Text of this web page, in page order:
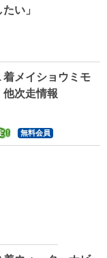
い」
着メイショウミモ
他次走情報
！ 無料会員